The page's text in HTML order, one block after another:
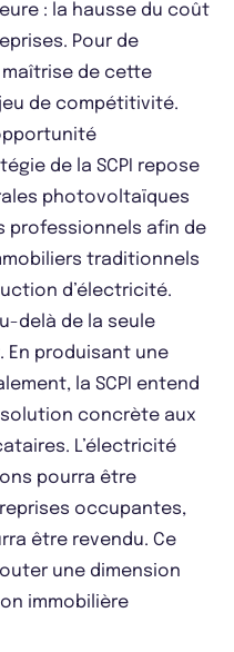
: la hausse du coût
Pour de
de cette
de compétitivité.
de la SCPI repose
photovoltaïques
professionnels afin de
traditionnels
d’électricité.
delà de la seule
En produisant une
la SCPI entend
concrète aux
L’électricité
pourra être
occupantes,
être revendu. Ce
une dimension
immobilière